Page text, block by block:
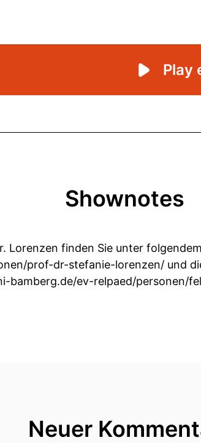
Shownotes
Lorenzen finden Sie unter
prof-dr-stefanie-lorenzen/ und
bamberg.de/ev-relpaed/personen/
Neuer